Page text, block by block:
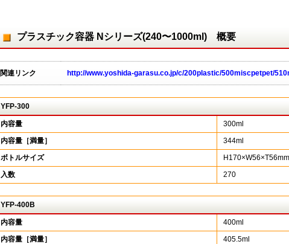
プラスチック容器 Nシリーズ(240〜1000ml) 概要
関連リンク http://www.yoshida-garasu.co.jp/c/200plastic/500miscpetpet/
YFP-300
内容量
300ml
内容量［満量］
344ml
ボトルサイズ
H170×W56×T56mm
入数
270
YFP-400B
内容量
400ml
内容量［満量］
405.5ml